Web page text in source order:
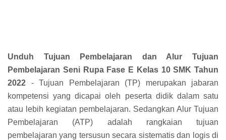
Unduh Tujuan Pembelajaran dan Alur Tujuan
Pembelajaran Seni RupaFase E Kelas 10 SMK Tahun
2022 - Tujuan Pembelajaran (TP) merupakan jabaran
kompetensi yang dicapai oleh peserta didik dalam satu
atau lebih kegiatan pembelajaran. Sedangkan Alur Tujuan
Pembelajaran (ATP) adalah rangkaian tujuan
pembelajaran yang tersusun secara sistematis dan logis di